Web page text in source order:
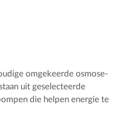
omgekeerde osmose-
uit geselecteerde
die helpen energie te